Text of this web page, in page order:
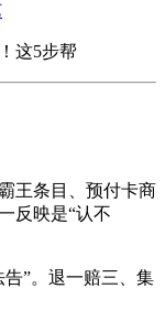
这5步帮
王条目、预付卡商
反映是“认不
”。退一赔三、集